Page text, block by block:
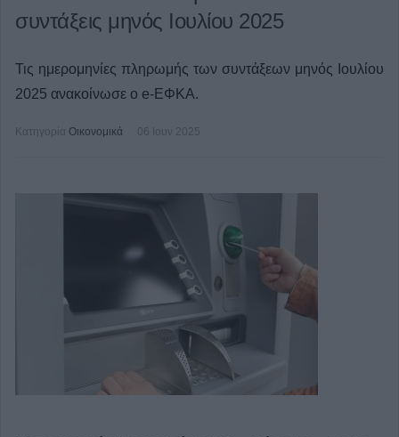
συντάξεις μηνός Ιουλίου 2025
Τις ημερομηνίες πληρωμής των συντάξεων μηνός Ιουλίου
2025 ανακοίνωσε ο e-ΕΦΚΑ.
Κατηγορία Οικονομικά 06 Ιουν 2025